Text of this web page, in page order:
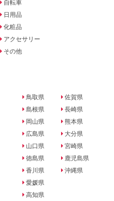
自転車
日用品
化粧品
アクセサリー
その他
鳥取県
島根県
岡山県
広島県
山口県
徳島県
香川県
愛媛県
高知県
佐賀県
長崎県
熊本県
大分県
宮崎県
鹿児島県
沖縄県